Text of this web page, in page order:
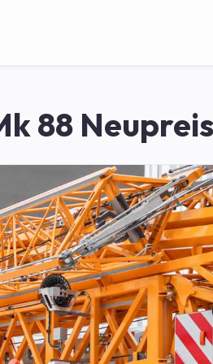
88 Neupreis